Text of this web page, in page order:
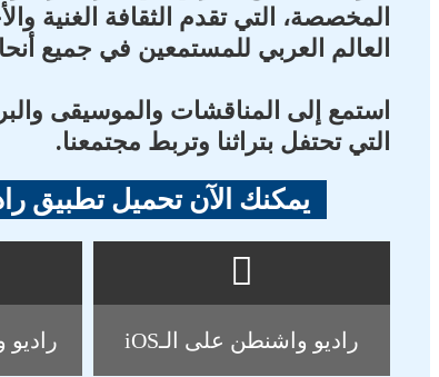
المخصصة، التي تقدم الثقافة الغنية
العالم العربي للمستمعين في جميع
استمع إلى المناقشات والموسيقى
التي تحتفل بتراثنا وتربط مجتمعنا.
يمكنك الآن تحميل تطبيق
راديو واشنطن على الـiOS